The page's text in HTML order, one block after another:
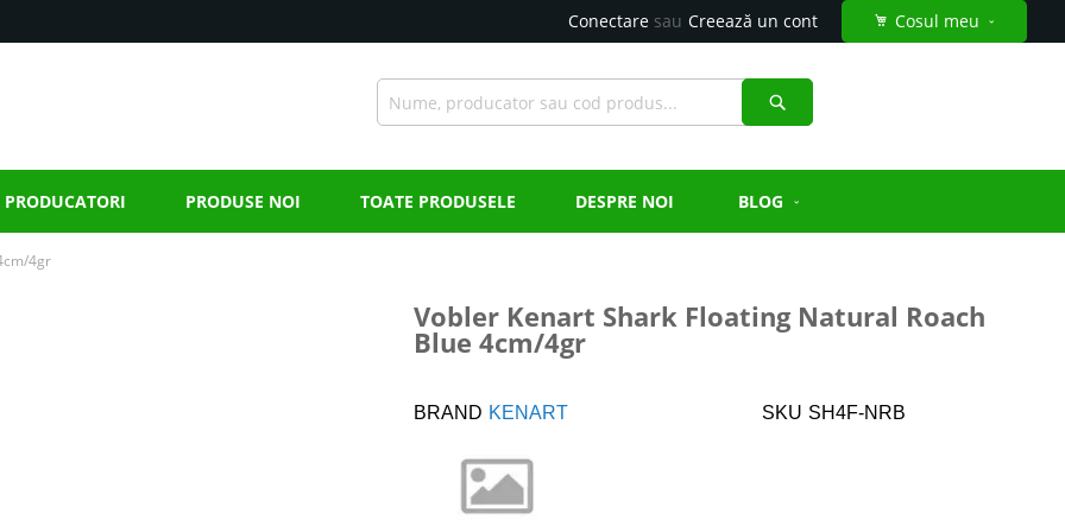
Cosul meu
Conectare Creează un cont
PRODUCATORI PRODUSE NOI TOATE PRODUSELE DESPRE NOI BLOG
4gr
Vobler Kenart Shark Floating Natural Roach
Blue 4cm/4gr
BRAND KENART SKU SH4F-NRB